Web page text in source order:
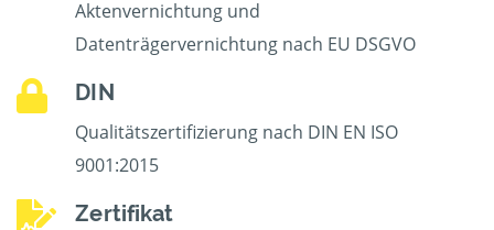
Aktenvernichtung und
Datenträgervernichtung nach EU DSGVO
DIN
Qualitätszertifizierung nach DIN EN ISO
9001:2015
Zertifikat